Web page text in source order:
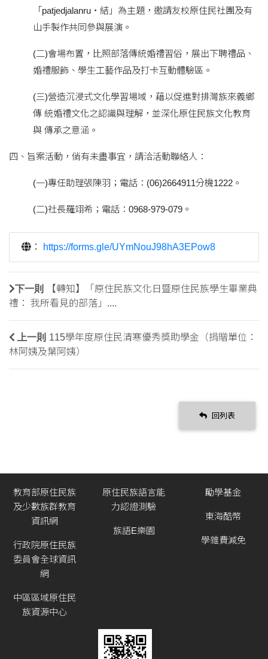
「patjedjalanru・結」為主題，邀請友校原住民社團及有
山手製作共同參與展演。
(二)會場布置，比照部落傳統婚禮習俗，展出下聘禮品、
婚禮服飾、學生工藝作品及打卡互動體驗區。
(三)營造沉浸式文化學習場域，藉以促進對排灣族來義鄉
傳 統婚禮文化之認識與理解，並深化原住民族文化教育
與 傳承之意涵。
四、旨案活動，倘有未盡事宜，請洽活動聯絡人：
(一)專任助理張陳羽；電話：(06)2664911分機1222。
(二)社長羅翊希；電話：0968-979-079。
： https://forms.gle/UYmNouJ98hA3EPow8
下一則
【轉知】「原住民族文化日暨原住民族學生畢業典
禮： 我所看見的部落」....
上一則 115學年度原住民清寒優秀獎助學金（捐贈單位：
林阿姨及葉阿姨）
回列表
教育部原住民族
及少數族群教育
資訊網
行政院原住民族
委員會全球資訊
網
中區區域原住民
族資源中心
原住民族語言能
力認證測驗
族語E樂園
勵學基金
東海酷幣
學雜費減免